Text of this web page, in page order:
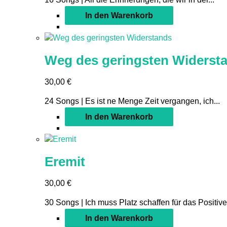
In den Warenkorb
Weg des geringsten
30,00 €
24 Songs | Es ist ne Menge Zeit vergangen, ich...
In den Warenkorb
Eremit
30,00 €
30 Songs | Ich muss Platz schaffen für das
In den Warenkorb